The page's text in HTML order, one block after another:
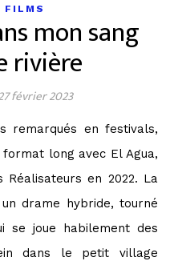
FILMS
mon sang
rivière
février 2023
long avec El Agua,
en 2022. La
drame hybride, tourné
se joue habilement des
dans le petit village